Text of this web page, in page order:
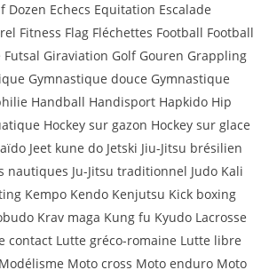
Dozen Echecs Equitation Escalade
Fitness Flag Fléchettes Football Football
Futsal Giraviation Golf Gouren Grappling
Gymnastique douce Gymnastique
Handball Handisport Hapkido Hip
Hockey sur gazon Hockey sur glace
Jeet kune do Jetski Jiu-Jitsu brésilien
nautiques Ju-Jitsu traditionnel Judo Kali
Kempo Kendo Kenjutsu Kick boxing
Krav maga Kung fu Kyudo Lacrosse
contact Lutte gréco-romaine Lutte libre
Moto cross Moto enduro Moto